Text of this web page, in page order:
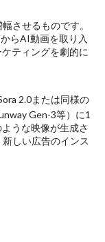
させるものです。
らAI動画を取り入
ティングを劇的に
2.0または同様の
Gen-3等）に1
うな映像が生成さ
しい広告のインス